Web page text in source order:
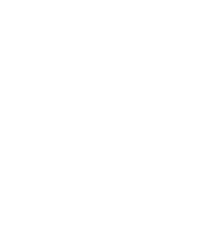
für Printabonnenten
(TdZ+) – Zeitschriften